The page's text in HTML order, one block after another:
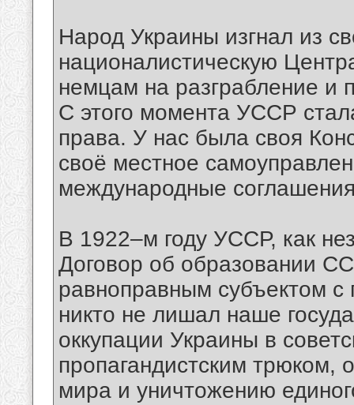
Народ Украины изгнал из
националистическую
немцам на разграбление и
С этого момента УССР
права. У нас была своя
своё местное
международные
В 1922–м году УССР, как
Договор об образовании
равноправным субъектом с
никто не лишал наше
оккупации Украины в
пропагандистским трюком,
мира и уничтожению